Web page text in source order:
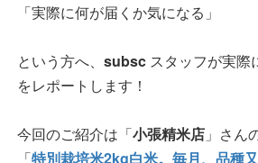
「実際に何が届くか気になる」
という方へ、 subsc スタッフが実際
をレポートします！
今回のご紹介は「小張精米店 」さん
「特別栽培米2kg白米。毎月、品種